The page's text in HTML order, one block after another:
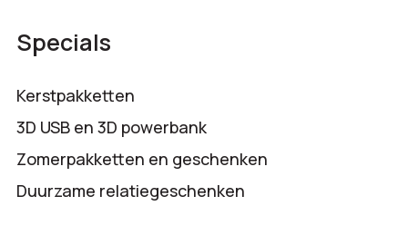
Specials
Kerstpakketten
3D USB en 3D powerbank
Zomerpakketten en geschenken
Duurzame relatiegeschenken